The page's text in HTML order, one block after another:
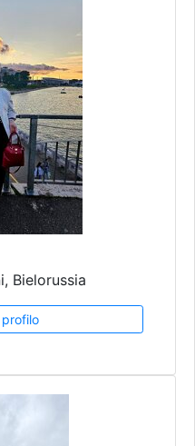
Bielorussia